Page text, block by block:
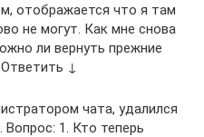
отображается что я там
не могут. Как мне снова
ли вернуть прежние
↓
чата, удалился
Вопрос: 1. Кто теперь